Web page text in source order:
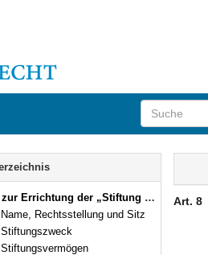
Symphoniker – Bayerische Staatsphilharmonie“ Vom 27. Dezember 2004 (GVBl. S. 536) BayRS 282-2-14-WK (Art. 1–13)
Rechtsstellung und Sitz
Art. 8